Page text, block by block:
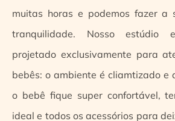
muitas horas e podemos fazer a
tranquilidade. Nosso estúdio
projetado exclusivamente para
bebês: o ambiente é cliamtizado e
o bebê fique super confortável,
ideal e todos os acessórios para